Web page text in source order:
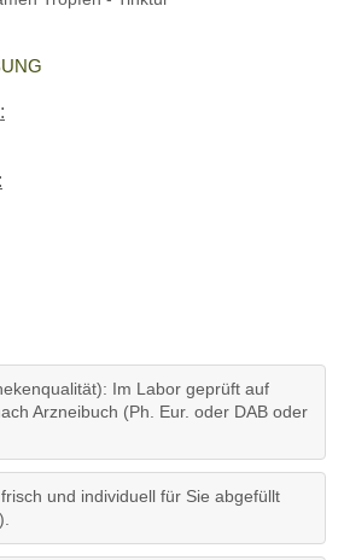
Im Labor geprüft auf
Arzneibuch (Ph. Eur. oder DAB oder
und individuell für Sie abgefüllt